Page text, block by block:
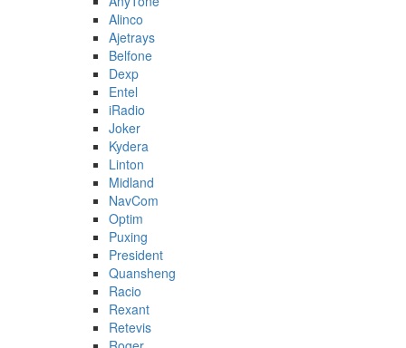
Alinco
Ajetrays
Belfone
Dexp
Entel
iRadio
Joker
Kydera
Linton
Midland
NavCom
Optim
Puxing
President
Quansheng
Racio
Rexant
Retevis